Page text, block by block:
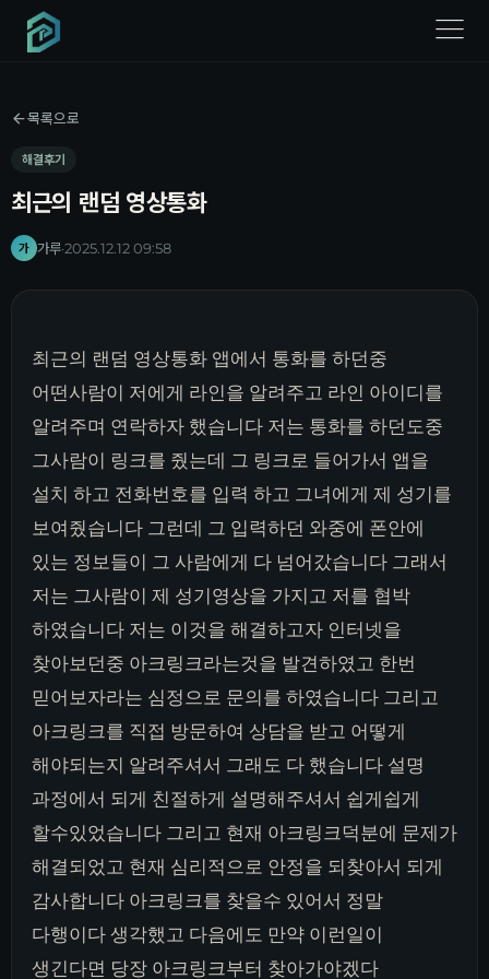
menu
목록으로
해결후기
최근의 랜덤 영상통화
가 가루·2025.12.12 09:58
최근의 랜덤 영상통화 앱에서 통화를 하던중
어떤사람이 저에게 라인을 알려주고 라인 아이디를
알려주며 연락하자 했습니다 저는 통화를 하던도중
그사람이 링크를 줬는데 그 링크로 들어가서 앱을
설치 하고 전화번호를 입력 하고 그녀에게 제 성기를
보여줬습니다 그런데 그 입력하던 와중에 폰안에
있는 정보들이 그 사람에게 다 넘어갔습니다 그래서
저는 그사람이 제 성기영상을 가지고 저를 협박
하였습니다 저는 이것을 해결하고자 인터넷을
찾아보던중 아크링크라는것을 발견하였고 한번
믿어보자라는 심정으로 문의를 하였습니다 그리고
아크링크를 직접 방문하여 상담을 받고 어떻게
해야되는지 알려주셔서 그래도 다 했습니다 설명
과정에서 되게 친절하게 설명해주셔서 쉽게쉽게
할수있었습니다 그리고 현재 아크링크덕분에 문제가
해결되었고 현재 심리적으로 안정을 되찾아서 되게
감사합니다 아크링크를 찾을수 있어서 정말
다행이다 생각했고 다음에도 만약 이런일이
생긴다면 당장 아크링크부터 찾아가야겠다